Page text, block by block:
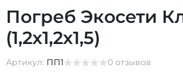
Погреб Экосети
(1,2х1,2х1,5)
Артикул: ПП1 0 отзывов